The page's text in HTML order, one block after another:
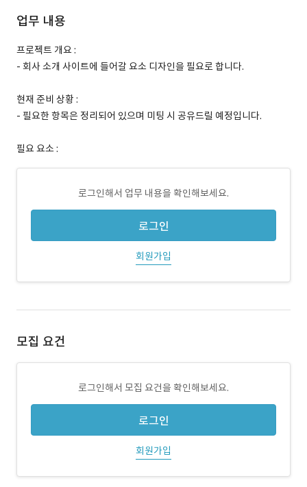
업무 내용
프로젝트 개요 :
- 회사 소개 사이트에 들어갈 요소 디자인을 필요로 합니다.
현재 준비 상황 :
- 필요한 항목은 정리되어 있으며 미팅 시 공유드릴 예정입니다.
필요 요소 :
로그인해서 업무 내용을 확인해보세요.
로그인
회원가입
모집 요건
로그인해서 모집 요건을 확인해보세요.
로그인
회원가입